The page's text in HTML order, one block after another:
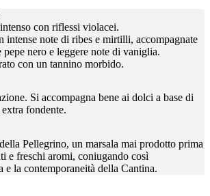
con riflessi violacei.
intense note di ribes e mirtilli, accompagnate
pepe nero e leggere note di vaniglia.
con un tannino morbido.
Si accompagna bene ai dolci a base di
fondente.
Pellegrino, un marsala mai prodotto prima
e freschi aromi, coniugando così
e la contemporaneità della Cantina.